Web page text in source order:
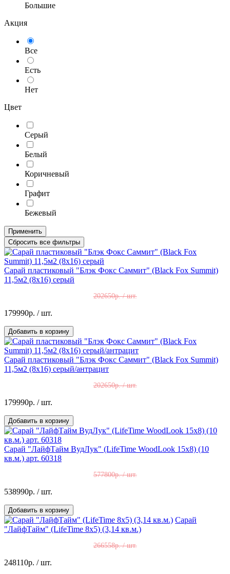
Большие
Акция
Все
Есть
Нет
Цвет
Серый
Белый
Коричневый
Графит
Бежевый
Применить
Сбросить все фильтры
Сарай пластиковый "Блэк Фокс Саммит" (Black Fox Summit)
11,5м2 (8x16) серый
202650р. / шт.
179990р. / шт.
Добавить в корзину
Сарай пластиковый "Блэк Фокс Саммит" (Black Fox Summit)
11,5м2 (8x16) серый/антрацит
202650р. / шт.
179990р. / шт.
Добавить в корзину
Сарай "ЛайфТайм ВудЛук" (LifeTime WoodLook 15x8) (10
кв.м.) арт. 60318
577800р. / шт.
538990р. / шт.
Добавить в корзину
Сарай
"ЛайфТайм" (LifeTime 8х5) (3,14 кв.м.)
266558р. / шт.
248110р. / шт.